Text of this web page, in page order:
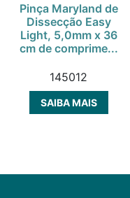
Pinça Maryland de
Dissecção Easy
Light, 5,0mm x 36
cm de comprime...
145012
SAIBA MAIS